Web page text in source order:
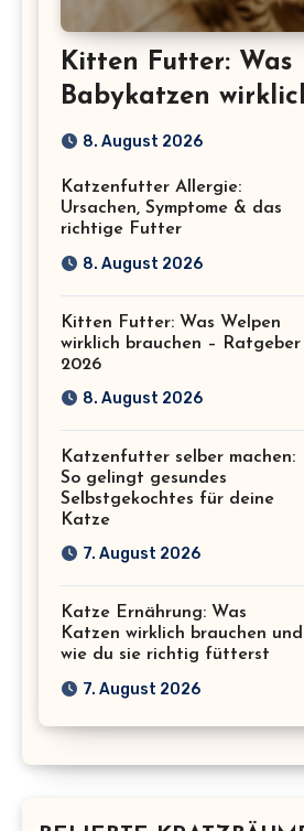
Kitten Futter: Was
Babykatzen
brauchen (und was
8. August 2026
Katzenfutter Allergie:
Ursachen, Symptome & das
richtige Futter
8. August 2026
Kitten Futter: Was Welpen
wirklich brauchen – Ratgeber
2026
8. August 2026
Katzenfutter selber machen:
So gelingt gesundes
Selbstgekochtes für deine
Katze
7. August 2026
Katze Ernährung: Was
Katzen wirklich brauchen und
wie du sie richtig fütterst
7. August 2026